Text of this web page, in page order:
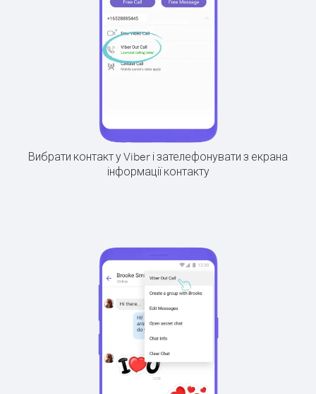
Вибрати контакт у Viber і зателефонувати з екрана
інформації контакту